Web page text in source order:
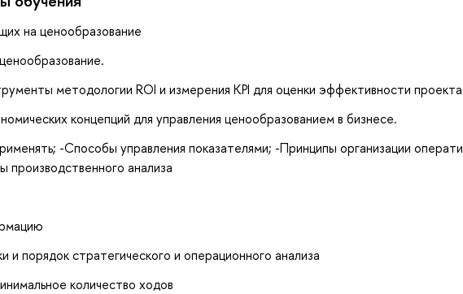
на ценообразование
методологии ROI и измерения KPI для оценки эффективности проекта
концепций для управления ценообразованием в бизнесе.
-Способы управления показателями; -Принципы организации
анализа
и порядок стратегического и операционного анализа
количество ходов